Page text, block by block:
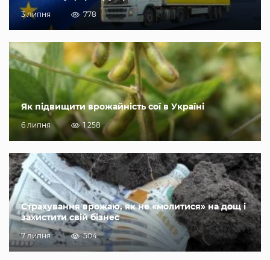
3 липня 778
Як підвищити врожайність сої в Україні
6 липня 1 258
Страхування врожаю, як не «молитися» на дощ і
захистити свій бізнес
7 липня 504